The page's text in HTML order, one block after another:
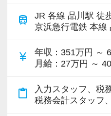
きます。
【徹底したペーパーレ
効率化を図っています
クラウド会計ソフトの
おり、新規のお客様は
train
JR 各線 品川駅 徒
京浜急行電鉄 本線
currency_yen 年収 ：351万円 ～
月給 ：27万円 ～
content_paste
入力スタッフ、税
税務会計スタッフ